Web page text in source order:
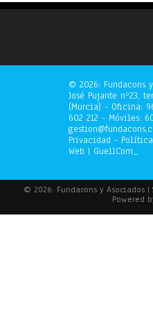
© 2026: Fundacons
José Pujante nº23,
(Murcia) - Oficina:
602 212 - Móviles:
Privacidad -
Web | GuellCom_
© 2026: Fundacons y Asociados |
Powered